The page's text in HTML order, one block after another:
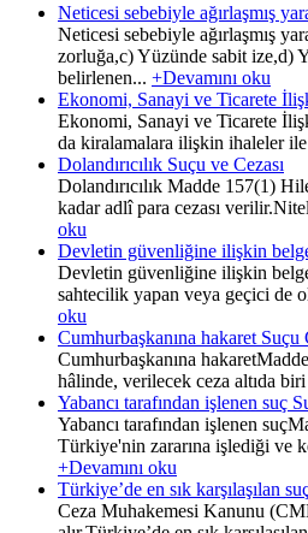
Neticesi sebebiyle ağırlaşmış
Neticesi sebebiyle ağırlaşmış
zorluğa,c) Yüzünde sabit ize,d)
belirlenen... +Devamını oku
Ekonomi, Sanayi ve Ticarete
Ekonomi, Sanayi ve Ticarete
da kiralamalara ilişkin ihaleler ile
Dolandırıcılık Suçu ve Cezası
Dolandırıcılık Madde 157(1)
kadar adlî para cezası
oku
Devletin güvenliğine ilişkin
Devletin güvenliğine ilişkin
sahtecilik yapan veya geçici de
oku
Cumhurbaşkanına hakaret
Cumhurbaşkanına
hâlinde, verilecek ceza altıda biri
Yabancı tarafından işlenen suç
Yabancı tarafından işlenen
Türkiye'nin zararına işlediği ve
+Devamını oku
Türkiye’de en sık karşılaşılan
Ceza Muhakemesi Kanunu